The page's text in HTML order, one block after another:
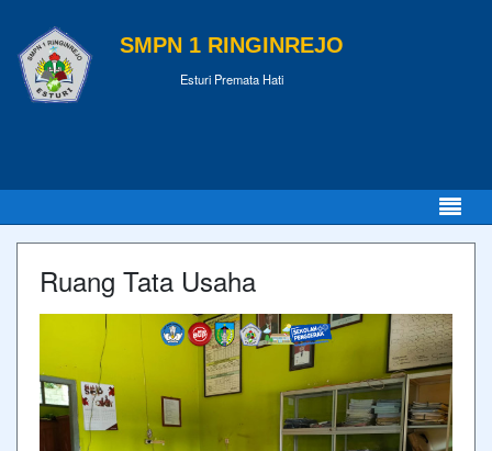
SMPN 1 RINGINREJO
Esturi Premata Hati
Ruang Tata Usaha